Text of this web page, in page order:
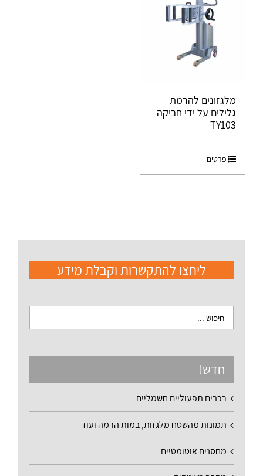
מלגזונים להרמת
גלילים על ידי חביקה
TY103
פרטים
ליחצו להתקשרות וקבלת מידע
חדש!
רכבים תפעוליים חשמליים
תמונות מהשטח מלגזות, במות הרמה ועוד
מחסנים אוטומטיים